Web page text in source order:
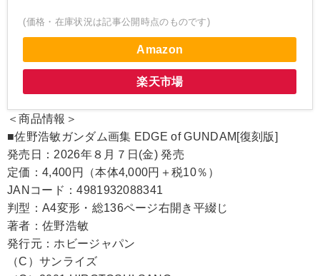
(価格・在庫状況は記事公開時点のものです)
Amazon
楽天市場
＜商品情報＞
■佐野浩敏ガンダム画集 EDGE of GUNDAM[復刻版]
発売日：2026年８月７日(金) 発売
定価：4,400円（本体4,000円＋税10％）
JANコード：4981932088341
判型：A4変形・総136ページ右開き平綴じ
著者：佐野浩敏
発行元：ホビージャパン
（C）サンライズ